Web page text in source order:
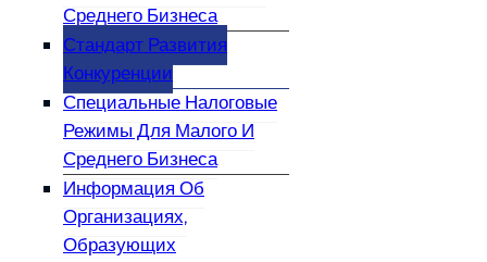
Среднего Бизнеса
Стандарт Развития
Конкуренции
Специальные Налоговые
Режимы Для Малого И
Среднего Бизнеса
Информация Об
Организациях,
Образующих